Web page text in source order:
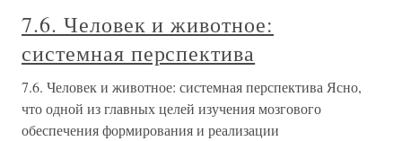
7.6. Человек и животное:
системная перспектива
7.6. Человек и животное: системная перспектива Ясно,
что одной из главных целей изучения мозгового
обеспечения формирования и реализации